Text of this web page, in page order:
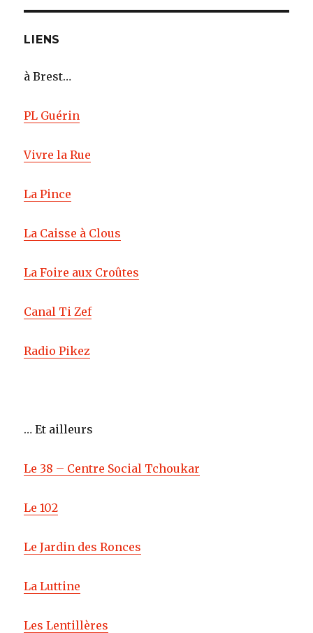
LIENS
à Brest…
PL Guérin
Vivre la Rue
La Pince
La Caisse à Clous
La Foire aux Croûtes
Canal Ti Zef
Radio Pikez
… Et ailleurs
Le 38 – Centre Social Tchoukar
Le 102
Le Jardin des Ronces
La Luttine
Les Lentillères